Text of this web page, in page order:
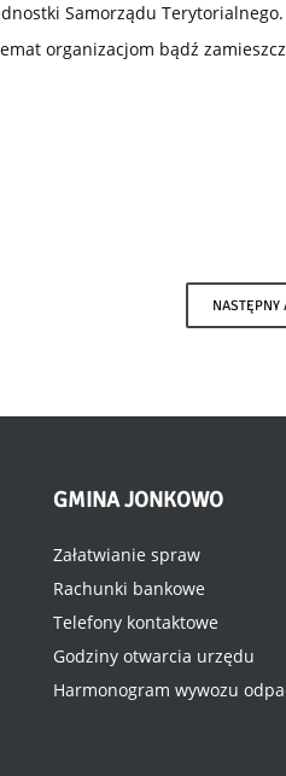
Samorządu Terytorialnego.
organizacjom bądź
NASTĘPNY
GMINAJONKOWO
Załatwianie spraw
Rachunki bankowe
Telefony kontaktowe
Godziny otwarcia urzędu
Harmonogram wywozu